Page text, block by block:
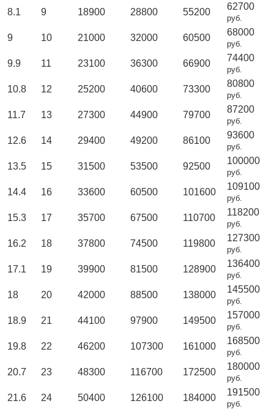
8.1 9 18900 28800 55200
62700
руб.
9 10 21000 32000 60500
68000
руб.
9.9 11 23100 36300 66900
74400
руб.
10.8 12 25200 40600 73300
80800
руб.
11.7 13 27300 44900 79700
87200
руб.
12.6 14 29400 49200 86100
93600
руб.
13.5 15 31500 53500 92500
100000
руб.
14.4 16 33600 60500 101600
109100
руб.
15.3 17 35700 67500 110700
118200
руб.
16.2 18 37800 74500 119800
127300
руб.
17.1 19 39900 81500 128900
136400
руб.
18 20 42000 88500 138000
145500
руб.
18.9 21 44100 97900 149500
157000
руб.
19.8 22 46200 107300 161000
168500
руб.
20.7 23 48300 116700 172500
180000
руб.
21.6 24 50400 126100 184000
191500
руб.